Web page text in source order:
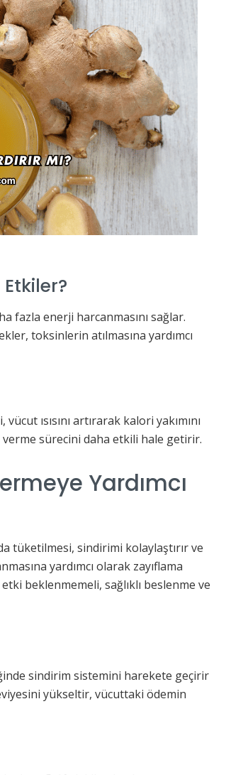
fazla enerji harcanmasını sağlar.
toksinlerin atılmasına yardımcı
ısısını artırarak kalori yakımını
sürecini daha etkili hale getirir.
Yardımcı
tüketilmesi, sindirimi kolaylaştırır ve
yardımcı olarak zayıflama
beklenmemeli, sağlıklı beslenme ve
sindirim sistemini harekete geçirir
yükseltir, vücuttaki ödemin